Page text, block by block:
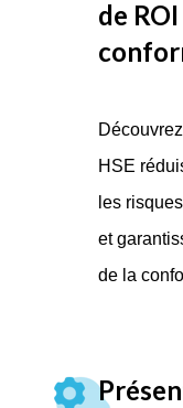
de
HSE
les
et
de la